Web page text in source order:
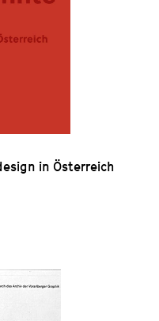
in Österreich